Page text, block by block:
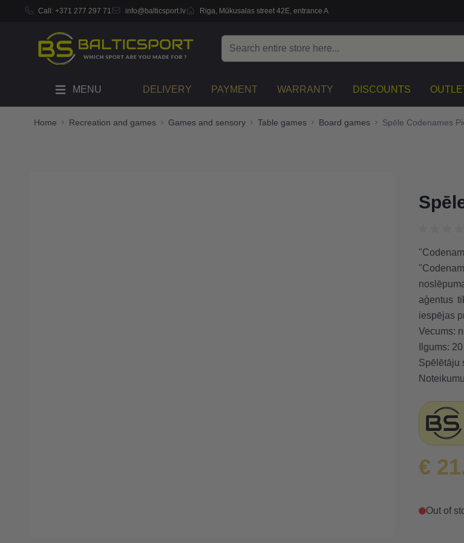
Call: +371 277 297 71 info@balticsport.lv Riga, Mūkusalas street 42E, entrance A
MENU DELIVERY PAYMENT WARRANTY DISCOUNTS
Home Recreation and games Games and sensory Table games Board games Spēle Codenames
aģentus
iespējas
Vecums:
Ilgums:
Spēlētāju
€
Out of